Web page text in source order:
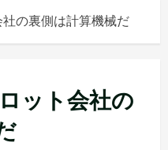
の裏側は計算機械だ
ット会社の